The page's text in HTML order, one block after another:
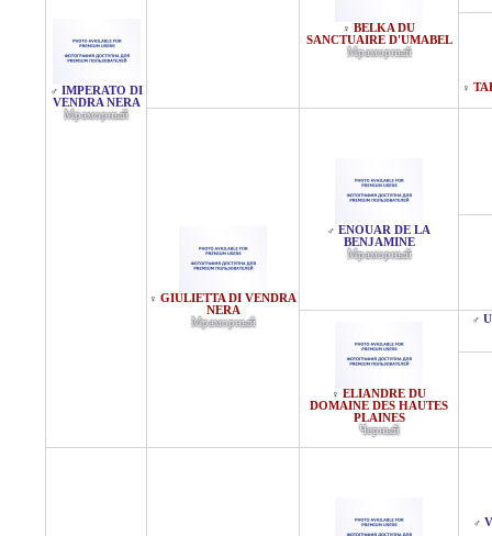
♂ IMPERATO DI
VENDRA NERA
Мраморный
♀ BELKA DU
SANCTUAIRE D'UMABEL
Мраморный
♀
♀ GIULIETTA DI VENDRA
NERA
Мраморный
♂ ENOUAR DE LA
BENJAMINE
Мраморный
♀ ELIANDRE DU
DOMAINE DES HAUTES
PLAINES
Черный
♂
♂